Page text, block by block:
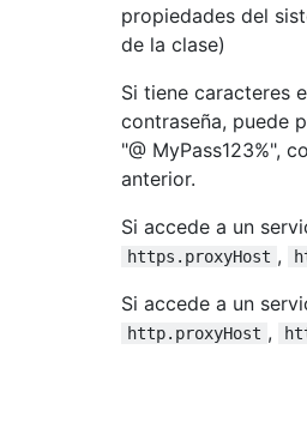
propiedades del
de la clase)
Si tiene caracteres
contraseña, puede
"@ MyPass123%",
anterior.
Si accede a un
https.proxyHost ,
Si accede a un
http.proxyHost ,